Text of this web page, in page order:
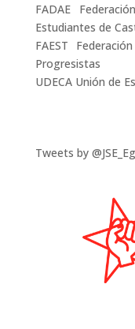
FADAE
Estudiantes de
FAEST
Progresistas
UDECA Unión de
Tweets by